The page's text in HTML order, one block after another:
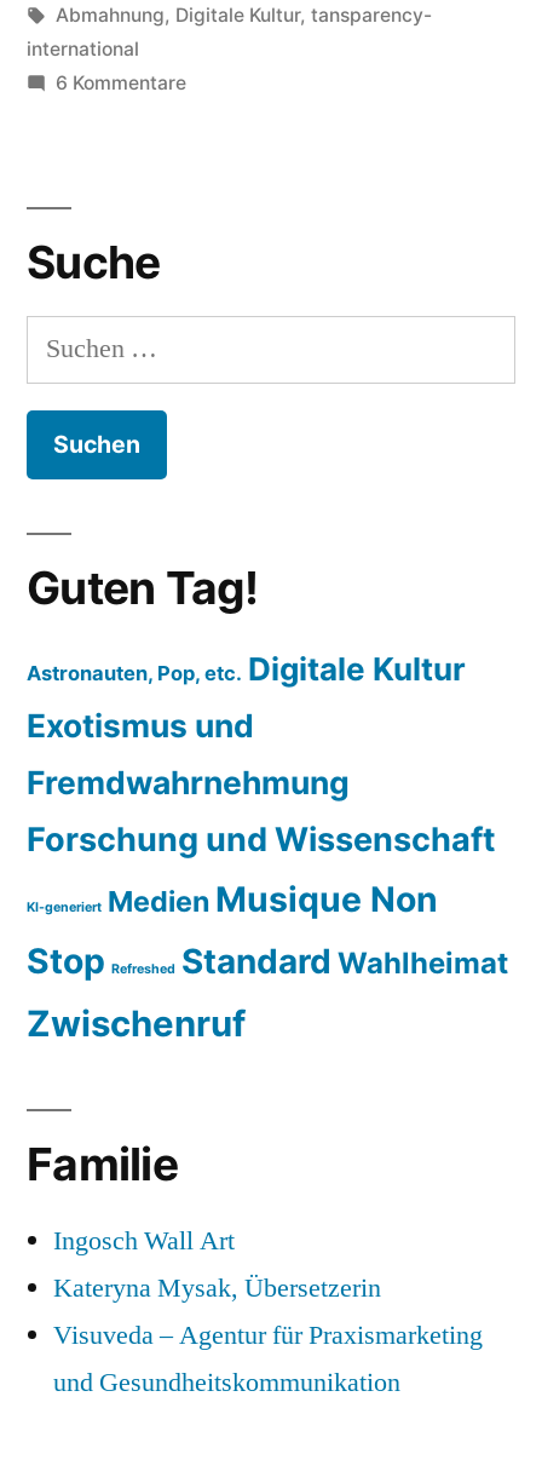
von
in
Schlagwörter:
Abmahnung, Digitale Kultur, tansparency-
international
6 Kommentarezu
Suche
Suchen
nach:
Guten Tag!
Astronauten, Pop, etc. Digitale Kultur
Exotismus und
Fremdwahrnehmung
Forschung und Wissenschaft
KI-generiert Medien Musique Non
Stop Refreshed Standard Wahlheimat
Zwischenruf
Familie
Ingosch Wall Art
Kateryna Mysak, Übersetzerin
Visuveda – Agentur für Praxismarketing
und Gesundheitskommunikation